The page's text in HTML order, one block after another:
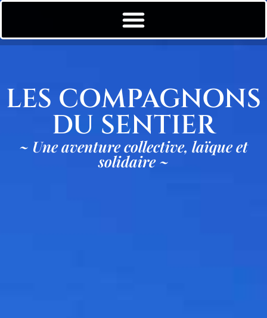
LES COMPAGNONS
DU SENTIER
~ Une aventure collective, laïque et
solidaire ~